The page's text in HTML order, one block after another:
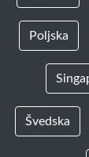
Poljska
Švedska